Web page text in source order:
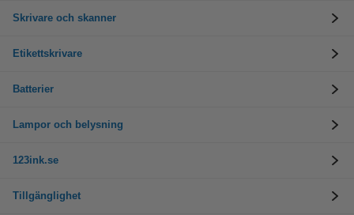
Skrivare och skanner
Etikettskrivare
Batterier
Lampor och belysning
123ink.se
Tillgänglighet